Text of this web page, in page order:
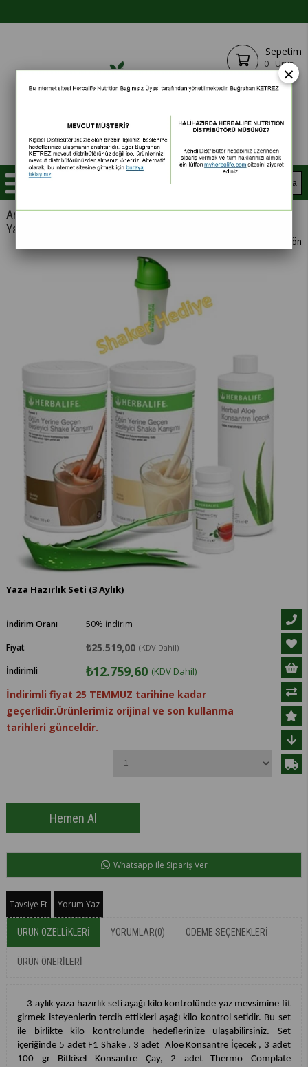
Sepetim
0 Ürün
Anasayfa Kilo Kontrol Setleri
Aşağı Kontrol
Yaza Hazırlık Seti (3 Aylık)
< < Önceki Sayfaya Dön
Yaza Hazırlık Seti (3 Aylık)
İndirim Oranı %
50
İndirim
Fiyat
₺25.519,00 (KDV Dahil)
İndirimli ₺12.759,60 (KDV Dahil)
İndirimli fiyat 25 TEMMUZ tarihine kadar
geçerlidir.Ürünlerimiz orijinal ve son kullanma
tarihleri günceldir.
Whatsapp ile Sipariş Ver
Tavsiye Et Yorum Yaz
ÜRÜN ÖZELLIKLERI YORUMLAR(0) ÖDEME SEÇENEKLERI
ÜRÜN ÖNERILERI
3 aylık yaza hazırlık seti aşağı kilo kontrolünde yaz mevsimine fit
girmek isteyenlerin tercih ettikleri aşağı kilo kontrol setidir. Bu set
ile birlikte kilo kontrolünde hedeflerinize ulaşabilirsiniz. Set
içeriğinde 5 adet F1 Shake , 3 adet Aloe Konsantre İçecek , 3 adet
100 gr Bitkisel Konsantre Çay, 2 adet Thermo Complate
×